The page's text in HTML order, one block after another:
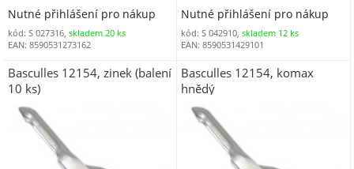
Nutné přihlášení pro nákup
kód: S 027316, skladem 20 ks
EAN: 8590531273162
Nutné přihlášení pro nákup
kód: S 042910,skladem 12 ks
EAN: 8590531429101
Basculles 12154, zinek (balení
10 ks)
Basculles 12154, komax
hnědý